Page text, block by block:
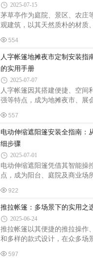
的需求。如今的人字帐篷定制
化设计实现千帐千面：可调节
不同场地条件，透明PVC窗与
梦幻光影，甚至融入AR互动屏
2025-07-15
茅草亭作为庭院、景区、农庄
观建筑，以其天然质朴的材质
门选择。其中，四柱亭因结构
适配中小型空间，定制需求尤
计、选材、施工到维护四大环
柱亭的定制安装全流程。一、
美学的平衡术四柱亭的定制需
需求为核心，通过三维建模实
规划：根据庭院面积确定亭体
3m×3m至5m×5m），确保柱间
554
人字帐篷地摊夜市定制安装指
的实用手册
2025-07-07
人字帐篷因其搭建便捷、空间
强等特点，成为地摊夜市、展
失等问题常影响使用体验。本
料选择、安装步骤、维护管理
注意事项，助商家高效打造安
空间。一、定制设计：匹配场
尺寸与形状定制摊位面积：根
篷尺寸。轻食摊位（如手冲咖
3m×3m（覆盖操作台+2人通行
摊位可扩展至4m×4m（预留展
557
电动伸缩遮阳篷安装全指南：
细步骤
2025-07-01
电动伸缩遮阳篷凭借其智能操
点，成为阳台、庭院及商业场
全性。本文从前期准备、安装
系统梳理电动伸缩遮阳篷的安
完成DIY或监督施工。一、安
量与工具清单选址原则承重结
在混凝土墙面、钢结构梁或实
装在石膏板、木质隔断等承重
空间：上方预留30cm以上净空
922
推拉帐篷：多场景下的实用之
2025-06-24
推拉帐篷以其便捷的推拉操作
和多样的款式设计，在众多场
597